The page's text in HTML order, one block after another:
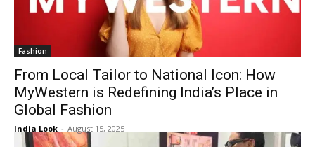
Fashion
From Local Tailor to National Icon: How
MyWestern is Redefining India’s Place in
Global Fashion
India Look - August 15, 2025